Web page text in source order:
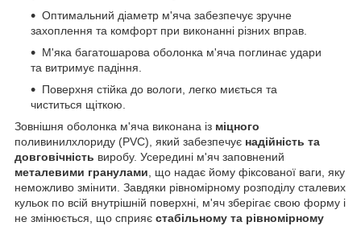
Оптимальний діаметр м'яча забезпечує зручне
захоплення та комфорт при виконанні різних вправ.
М'яка багатошарова оболонка м'яча поглинає удари
та витримує падіння.
Поверхня стійка до вологи, легко миється та
чиститься щіткою.
Зовнішня оболонка м'яча виконана із міцного
поливинилхлориду (PVC), який забезпечує надійність та
довговічність виробу. Усередині м'яч заповнений
металевими гранулами, що надає йому фіксованої ваги, яку
неможливо змінити. Завдяки рівномірному розподілу сталевих
кульок по всій внутрішній поверхні, м'яч зберігає свою форму і
не змінюється, що сприяє стабільному та рівномірному